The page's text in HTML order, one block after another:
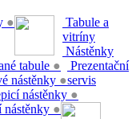
●
Tabule a
vitríny
tabule ●
Nástěnky
nástěnky ●
nástěnky ●
nástěnky ●
Prezentační
servis